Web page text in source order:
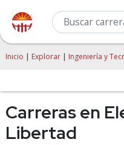
Inicio | Explorar | Ingeniería y
Carreras en
Libertad